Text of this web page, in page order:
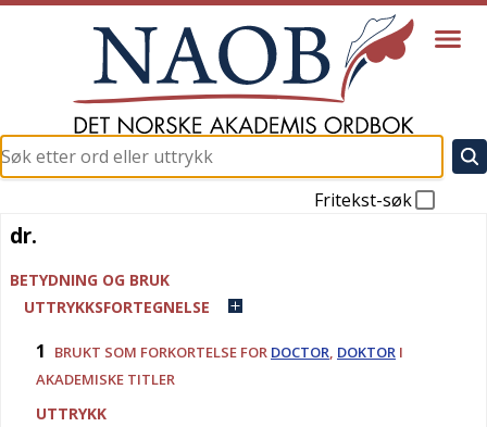
Fritekst-søk
dr.
dr.
BETYDNING OG BRUK
UTTRYKKSFORTEGNELSE
1 BRUKT SOM FORKORTELSE FOR DOCTOR, DOKTOR I
AKADEMISKE TITLER
UTTRYKK